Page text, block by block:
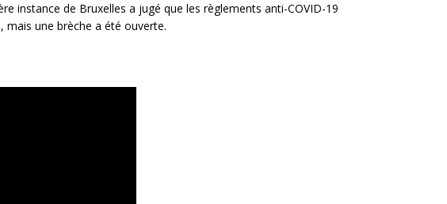
instance de Bruxelles a jugé que les règlements anti-COVID-19
mais une brèche a été ouverte.